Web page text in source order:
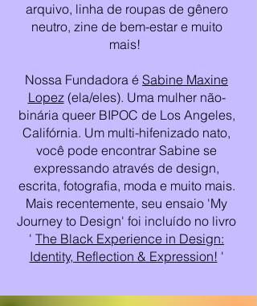
arquivo, linha de roupas de gênero
neutro, zine de bem-estar e muito
mais!
Nossa Fundadora é Sabine Maxine
Lopez(ela/eles). Uma mulher não-
binária queer BIPOC de Los Angeles,
Califórnia. Um multi-hifenizado nato,
você pode encontrar Sabine se
expressando através de design,
escrita, fotografia, moda e muito mais.
Mais recentemente, seu ensaio 'My
Journey to Design' foi incluído no livro
' The Black Experience in Design:
Identity, Reflection & Expression! '